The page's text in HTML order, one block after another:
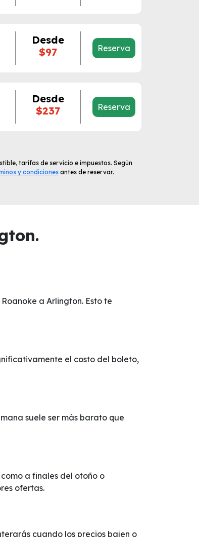
Desde
$97
Reserva
Desde
$237
Reserva
tarifas de servicio e impuestos. Según
y condiciones antes de reservar.
a Arlington. Esto te
el costo del boleto,
suele ser más barato que
a finales del otoño o
ofertas.
cuando los precios bajen o